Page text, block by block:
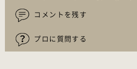
コメントを残す
プロに質問する